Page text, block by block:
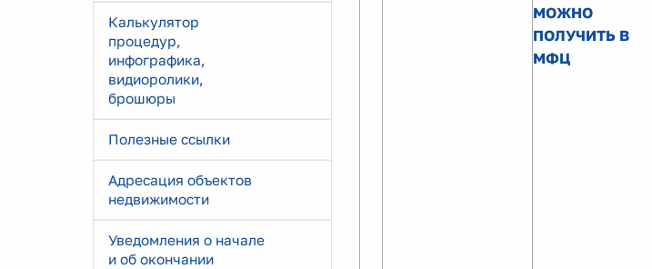
Калькулятор
процедур,
инфографика,
видиоролики,
брошюры
Полезные ссылки
Адресация объектов
недвижимости
Уведомления о начале
и об окончании
МОЖНО
ПОЛУЧИТЬ В
МФЦ